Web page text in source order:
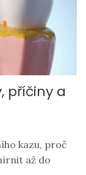
příčiny a
kazu, proč
až do